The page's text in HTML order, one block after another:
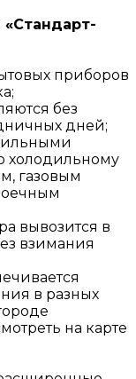
приборов
без
дней;
холодильному
газовым
вывозится в
взимания
в разных
на карте